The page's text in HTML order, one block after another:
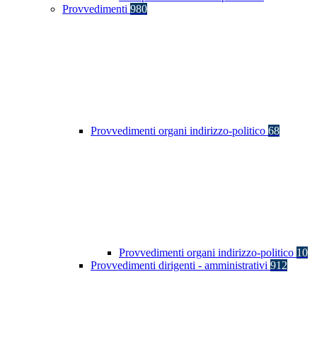
Provvedimenti 980
Provvedimenti organi indirizzo-politico 68
Provvedimenti organi indirizzo-politico 10
Provvedimenti dirigenti - amministrativi 912